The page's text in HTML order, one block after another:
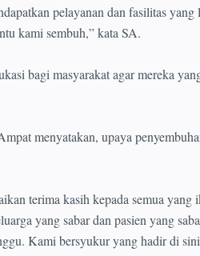
pelayanan dan fasilitas yang
kami sembuh,” kata SA.
bagi masyarakat agar mereka
menyatakan, upaya
terima kasih kepada semua yang
yang sabar dan pasien yang
Kami bersyukur yang hadir di